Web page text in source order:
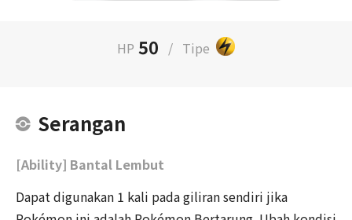
HP 50 / Tipe
Serangan
[Ability] Bantal Lembut
Dapat digunakan 1 kali pada giliran sendiri jika